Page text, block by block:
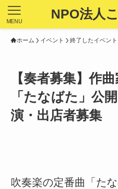
NPO法人
MENU
ホーム イベント 終了したイベント
【奏者募集】作
「たなばた」公
演・出店者募集
吹奏楽の定番曲「た